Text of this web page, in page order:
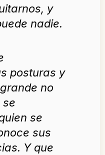
y
nadie.
posturas y
no
se
se
sus
Y que